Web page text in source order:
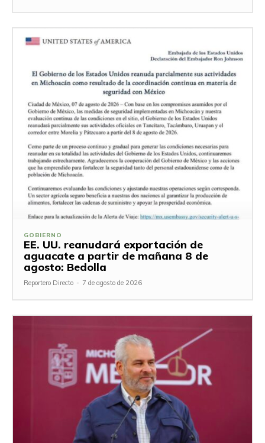
GOBIERNO
EE. UU. reanudará exportación de
aguacate a partir de mañana 8 de
agosto: Bedolla
Reportero Directo - 7 de agosto de 2026